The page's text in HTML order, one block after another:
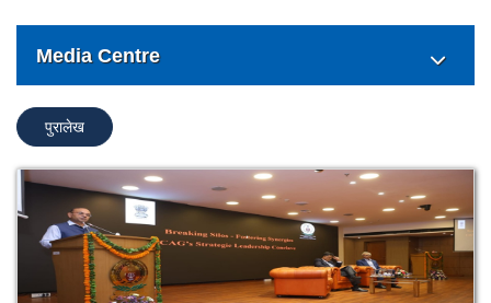
Media Centre
पुरालेख